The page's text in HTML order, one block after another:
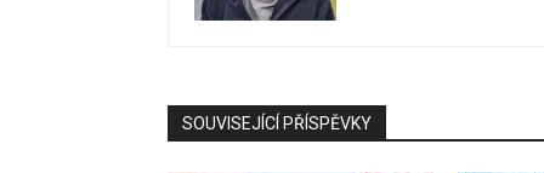
SOUVISEJÍCÍ PŘÍSPĚVKY